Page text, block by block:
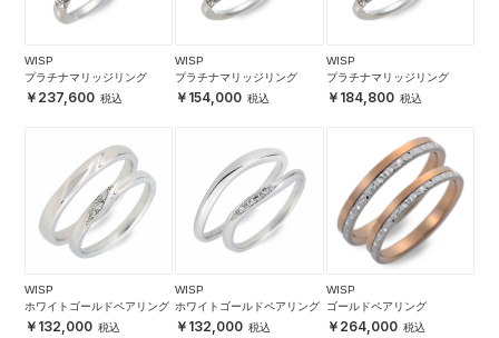
WISP
プラチナマリッジリング
237,600
WISP
プラチナマリッジリング
154,000
WISP
プラチナマリッジリング
184,800
WISP
ホワイトゴールドペアリング
132,000
WISP
ホワイトゴールドペアリング
132,000
WISP
ゴールドペアリング
264,000